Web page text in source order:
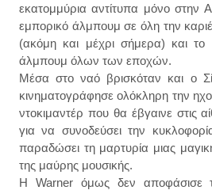
εκατομμύρια αντίτυπα μόνο στην
εμπορικό άλμπουμ σε όλη την
(ακόμη και μέχρι σήμερα) και το
άλμπουμ όλων των εποχών.
Μέσα στο ναό βρισκόταν και ο
κινηματογράφησε ολόκληρη την
ντοκιμαντέρ που θα έβγαινε στις
για να συνοδεύσει την
παραδώσει τη μαρτυρία μιας
της μαύρης μουσικής.
Η Warner όμως δεν αποφάσισε